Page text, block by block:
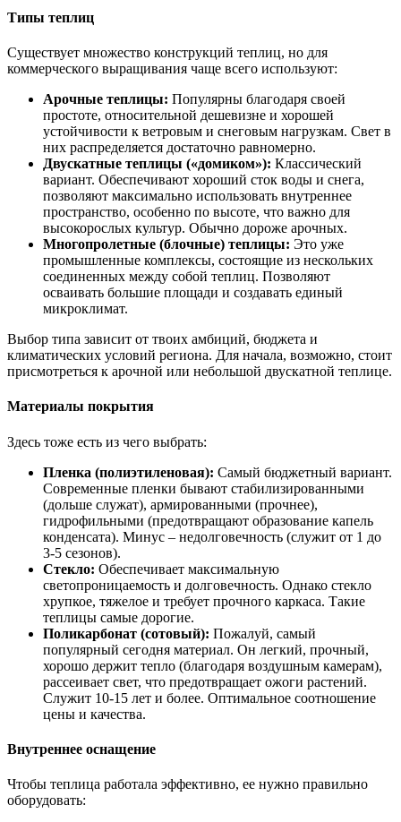
Типы теплиц
Существует множество конструкций теплиц, но для
коммерческого выращивания чаще всего используют:
Арочные теплицы: Популярны благодаря своей
простоте, относительной дешевизне и хорошей
устойчивости к ветровым и снеговым нагрузкам. Свет в
них распределяется достаточно равномерно.
Двускатные теплицы («домиком»): Классический
вариант. Обеспечивают хороший сток воды и снега,
позволяют максимально использовать внутреннее
пространство, особенно по высоте, что важно для
высокорослых культур. Обычно дороже арочных.
Многопролетные (блочные) теплицы: Это уже
промышленные комплексы, состоящие из нескольких
соединенных между собой теплиц. Позволяют
осваивать большие площади и создавать единый
микроклимат.
Выбор типа зависит от твоих амбиций, бюджета и
климатических условий региона. Для начала, возможно, стоит
присмотреться к арочной или небольшой двускатной теплице.
Материалы покрытия
Здесь тоже есть из чего выбрать:
Пленка (полиэтиленовая): Самый бюджетный вариант.
Современные пленки бывают стабилизированными
(дольше служат), армированными (прочнее),
гидрофильными (предотвращают образование капель
конденсата). Минус – недолговечность (служит от 1 до
3-5 сезонов).
Стекло: Обеспечивает максимальную
светопроницаемость и долговечность. Однако стекло
хрупкое, тяжелое и требует прочного каркаса. Такие
теплицы самые дорогие.
Поликарбонат (сотовый): Пожалуй, самый
популярный сегодня материал. Он легкий, прочный,
хорошо держит тепло (благодаря воздушным камерам),
рассеивает свет, что предотвращает ожоги растений.
Служит 10-15 лет и более. Оптимальное соотношение
цены и качества.
Внутреннее оснащение
Чтобы теплица работала эффективно, ее нужно правильно
оборудовать: